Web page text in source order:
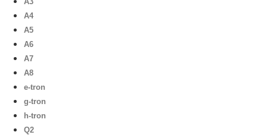
A4
A5
A6
A7
A8
e-tron
g-tron
h-tron
Q2